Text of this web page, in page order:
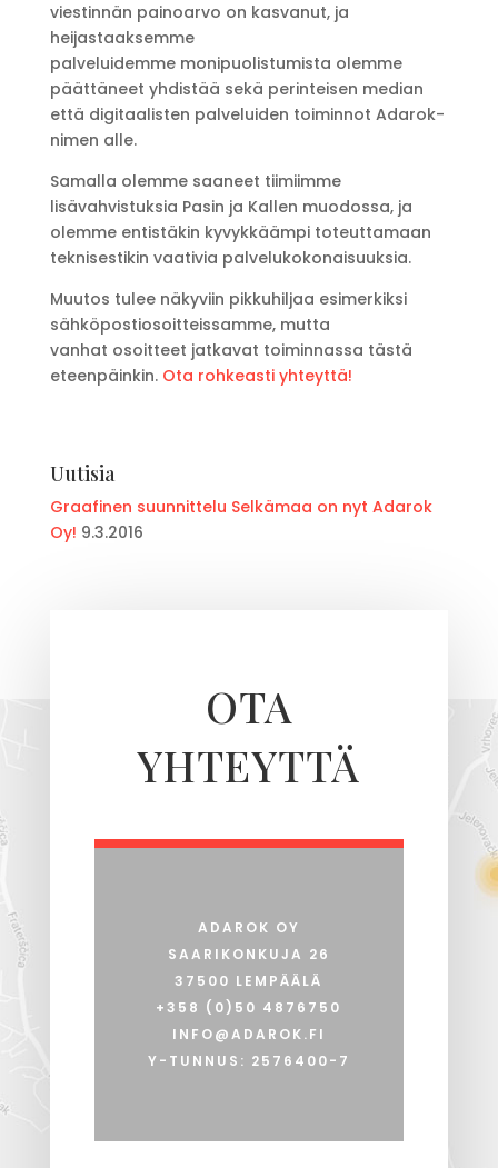
viestinnän painoarvo on kasvanut, ja
heijastaaksemme
palveluidemme monipuolistumista olemme
päättäneet yhdistää sekä perinteisen median
että digitaalisten palveluiden toiminnot Adarok-
nimen alle.
Samalla olemme saaneet tiimiimme
lisävahvistuksia Pasin ja Kallen muodossa, ja
olemme entistäkin kyvykkäämpi toteuttamaan
teknisestikin vaativia palvelukokonaisuuksia.
Muutos tulee näkyviin pikkuhiljaa esimerkiksi
sähköpostiosoitteissamme, mutta
vanhat osoitteet jatkavat toiminnassa tästä
eteenpäinkin. Ota rohkeasti yhteyttä!
Uutisia
Graafinen suunnittelu Selkämaa on nyt Adarok
Oy! 9.3.2016
OTA
YHTEYTTÄ
ADAROK OY
SAARIKONKUJA 26
37500 LEMPÄÄLÄ
+358 (0)50 4876750
INFO@ADAROK.FI
Y-TUNNUS: 2576400-7